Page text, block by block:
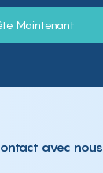
Maintenant
avec nous